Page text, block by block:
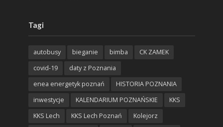
Tagi
autobusy bieganie bimba
CK ZAMEK
covid-19
daty z Poznania
enea energetyk poznań
HISTORIA POZNANIA
inwestycje
KALENDARIUM POZNAŃSKIE
KKS
KKS Lech
KKS Lech Poznań
Kolejorz